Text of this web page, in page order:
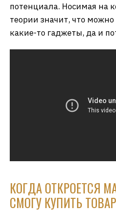
потенциала. Носимая на
теории значит, что можно
какие-то гаджеты, да и
КОГДА ОТКРОЕТСЯ
СМОГУ КУПИТЬ